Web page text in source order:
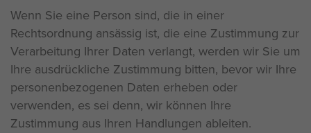
Wenn Sie eine Person sind, die in einer
Rechtsordnung ansässig ist, die eine Zustimmung zur
Verarbeitung Ihrer Daten verlangt, werden wir Sie um
Ihre ausdrückliche Zustimmung bitten, bevor wir Ihre
personenbezogenen Daten erheben oder
verwenden, es sei denn, wir können Ihre
Zustimmung aus Ihren Handlungen ableiten.